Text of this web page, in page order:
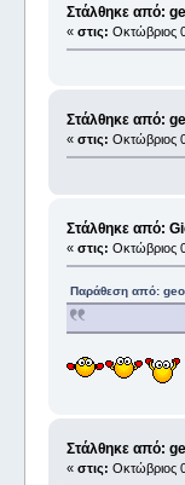
Στάλθηκε από:
« στις: Οκτώβριος
Στάλθηκε από:
« στις: Οκτώβριος
Στάλθηκε από:
« στις: Οκτώβριος
Παράθεση από:
Στάλθηκε από:
« στις: Οκτώβριος